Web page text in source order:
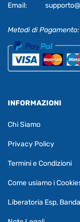
Email:
Metodi di Pagamento:
INFORMAZIONI
Chi Siamo
Privacy Policy
Termini e Condizioni
Come usiamo i
Liberatoria Esp,